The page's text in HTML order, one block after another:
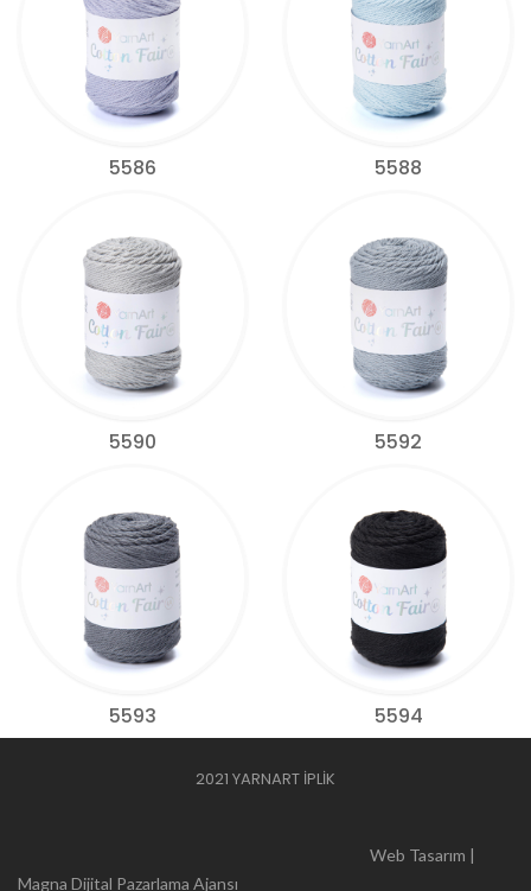
5586 5588
5590 5592
5593 5594
2021 YARNART İPLİK
Web Tasarım |
Magna Dijital Pazarlama Ajansı